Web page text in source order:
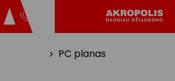
PC planas